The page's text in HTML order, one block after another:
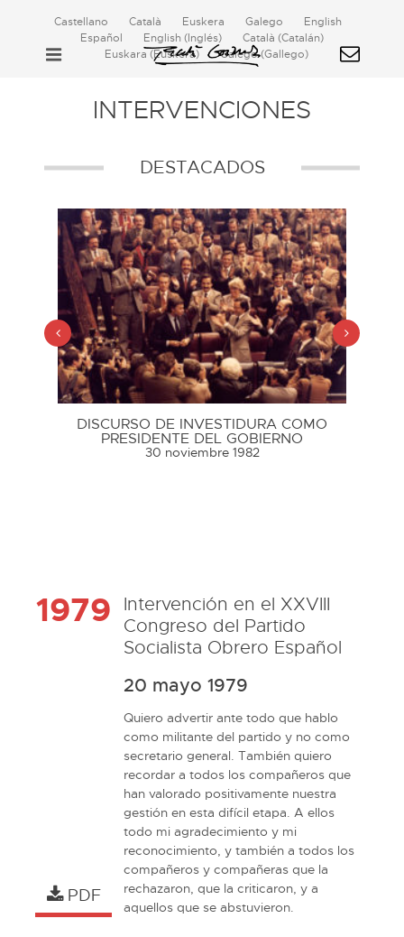
Castellano Català Euskera Galego
English
Español
English(Inglés) Català (Catalán)
Euskara (Euskera) Galego(Gallego)
INTERVENCIONES
DESTACADOS
DISCURSO DE INVESTIDURA COMO
PRESIDENTE DEL GOBIERNO
30 noviembre 1982
1979
PDF
Intervención en el XXVIII
Congreso del Partido
Socialista Obrero Español
20 mayo 1979
Quiero advertir ante todo que hablo
como militante del partido y no como
secretario general. También quiero
recordar a todos los compañeros que
han valorado positivamente nuestra
gestión en esta difícil etapa. A ellos
todo mi agradecimiento y mi
reconocimiento, y también a todos los
compañeros y compañeras que la
rechazaron, que la criticaron, y a
aquellos que se abstuvieron.